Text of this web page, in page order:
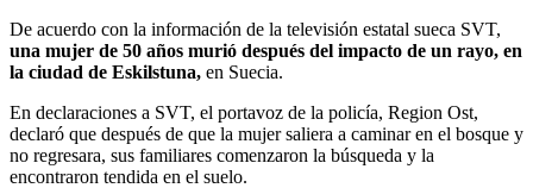
De acuerdo con la información de la televisión estatal sueca SVT,
una mujer de 50 años murió después del impacto de un rayo, en
la ciudad de Eskilstuna, en Suecia.
En declaraciones a SVT, el portavoz de la policía, Region Ost,
declaró que después de que la mujer saliera a caminar en el bosque y
no regresara, sus familiares comenzaron la búsqueda y la
encontraron tendida en el suelo.